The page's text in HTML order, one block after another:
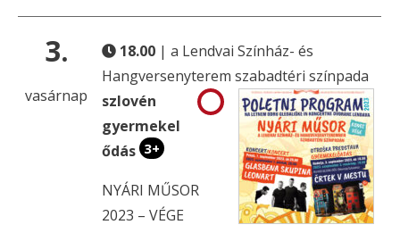
3.
vasárnap
18.00 | a Lendvai Színház- és
Hangversenyterem szabadtéri színpada
szlovén
gyermekel
ődás 3+
NYÁRI MŰSOR
2023 – VÉGE